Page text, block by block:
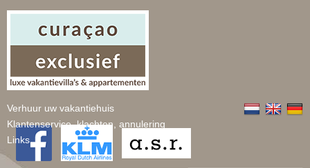
Verhuur uw vakantiehuis
Klantenservice, klachten, annulering
Links